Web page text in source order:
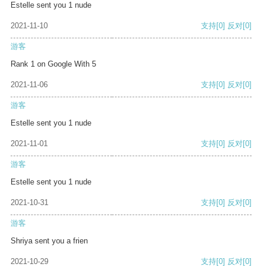
Estelle sent you 1 nude
2021-11-10 支持[0] 反对[0]
游客
Rank 1 on Google With 5
2021-11-06 支持[0] 反对[0]
游客
Estelle sent you 1 nude
2021-11-01 支持[0] 反对[0]
游客
Estelle sent you 1 nude
2021-10-31 支持[0] 反对[0]
游客
Shriya sent you a frien
2021-10-29 支持[0] 反对[0]